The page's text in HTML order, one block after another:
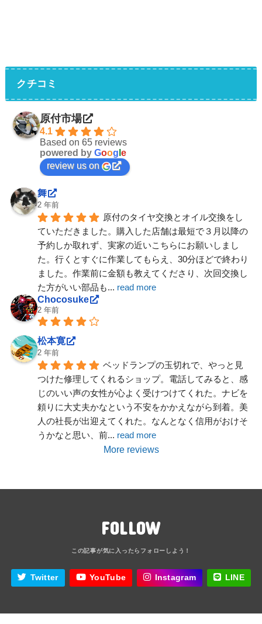
クチコミ
原付市場
4.1
Based on 65 reviews
powered by Goog e
review us on
舞
2 年前
原付のタイヤ交換とオイル交換をし
ていただきました。購入した店舗は最短で３月以降の
予約しか取れず、実家の近いこちらにお願いしまし
た。行くとすぐに作業してもらえ、30分ほどで終わり
ました。作業前に金額も教えてくださり、次回交換し
た方がいい部品も... read more
Chocosuke
2 年前
松本寛
2 年前
ベッドランプの玉切れで、やっと見
つけた修理してくれるショップ。電話してみると、感
じのいい声の女性が心よく受けつけてくれた。ナビを
頼りに大丈夫かなという不安をかかえながら到着。美
人の社長が出迎えてくれた。なんとなく信用がおけそ
うかなと思い、前... read more
More reviews
FOLLOW
Twitter YouTube Instagram LINE